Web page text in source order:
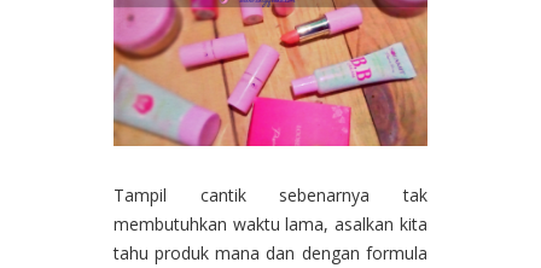
Tampil cantik sebenarnya tak
membutuhkan waktu lama, asalkan kita
tahu produk mana dan dengan formula